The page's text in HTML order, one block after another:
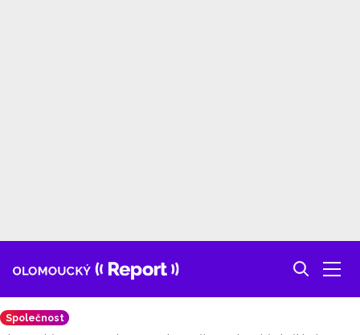
Společnost